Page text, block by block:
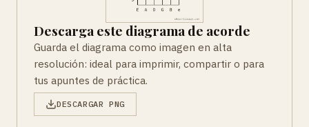
Descarga este diagrama de acorde
Guarda el diagrama como imagen en alta
resolución: ideal para imprimir, compartir o para
tus apuntes de práctica.
DESCARGAR PNG